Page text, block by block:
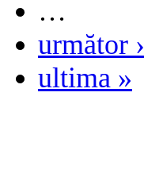
…
următor ›
ultima »